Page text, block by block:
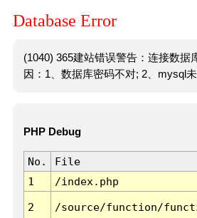
Database Error
(1040) 365建站错误警告：连接数据
因：1、数据库密码不对; 2、mysql未
PHP Debug
No. File
1
/index.php
2 /source/function/